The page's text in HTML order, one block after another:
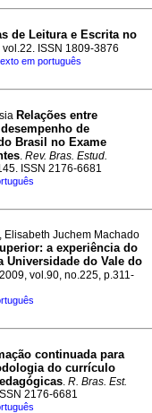
de Leitura e Escrita no
vol.22. ISSN 1809-3876
em português
Relações entre
de
Brasil no Exame
. Rev. Bras. Estud.
ISSN 2176-6681
Elisabeth Juchem Machado
a experiência do
Universidade do Vale do
vol.90, no.225, p.311-
continuada para
do currículo
. R. Bras. Est.
2176-6681